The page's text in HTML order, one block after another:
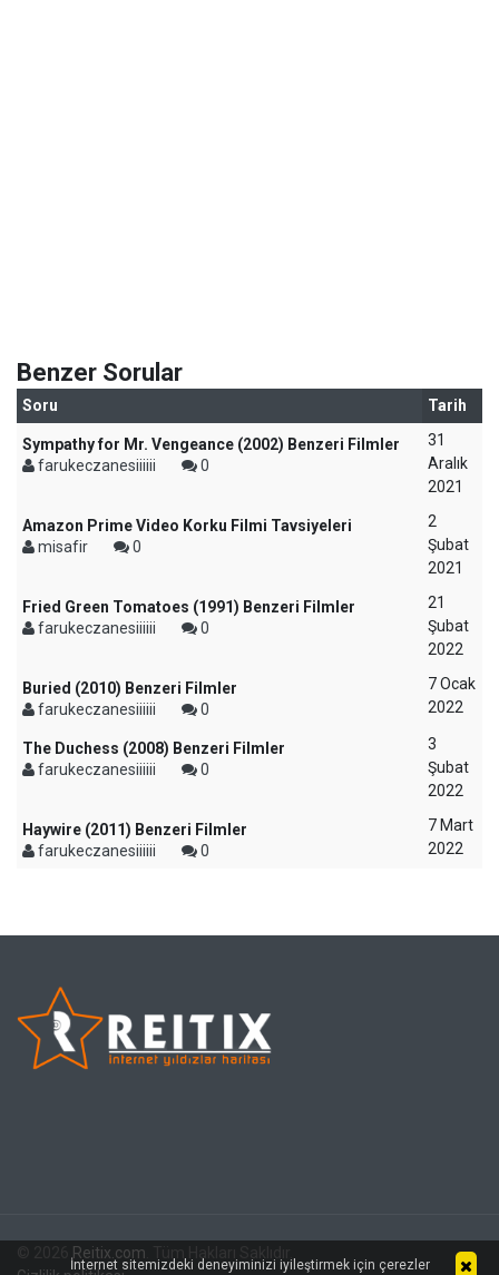
Benzer Sorular
Soru Tarih
Sympathy for Mr. Vengeance (2002) Benzeri Filmler
farukeczanesiiiiii
0
31
Aralık
2021
Amazon Prime Video Korku Filmi Tavsiyeleri
misafir
0
2
Şubat
2021
Fried Green Tomatoes (1991) Benzeri Filmler
farukeczanesiiiiii
0
21
Şubat
2022
Buried (2010) Benzeri Filmler
farukeczanesiiiiii
0
7 Ocak
2022
The Duchess (2008) Benzeri Filmler
farukeczanesiiiiii
0
3
Şubat
2022
Haywire (2011) Benzeri Filmler
farukeczanesiiiiii
0
7 Mart
2022
Reitix.com
İnternet sitemizdeki deneyiminizi iyileştirmek için çerezler